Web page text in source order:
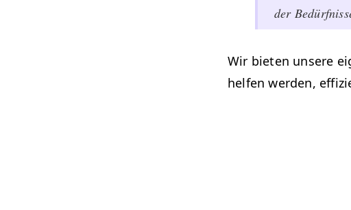
der
Wir bieten unsere
helfen wer­den,